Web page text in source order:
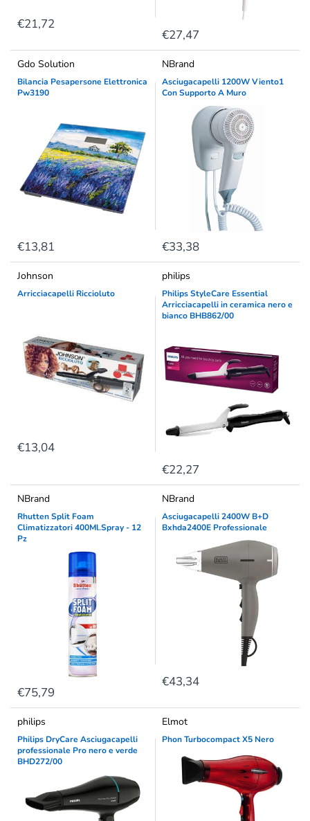
€21,72
€27,47
Gdo Solution
Bilancia Pesapersone Elettronica
Pw3190
€13,81
NBrand
Asciugacapelli 1200W Viento1
Con Supporto A Muro
€33,38
Johnson
Arricciacapelli Riccioluto
€13,04
philips
Philips StyleCare Essential
Arricciacapelli in ceramica nero e
bianco BHB862/00
€22,27
NBrand
Rhutten Split Foam
Climatizzatori 400Ml.Spray - 12
Pz
€75,79
NBrand
Asciugacapelli 2400W B+D
Bxhda2400E Professionale
€43,34
philips
Philips DryCare Asciugacapelli
professionale Pro nero e verde
BHD272/00
Elmot
Phon Turbocompact X5 Nero